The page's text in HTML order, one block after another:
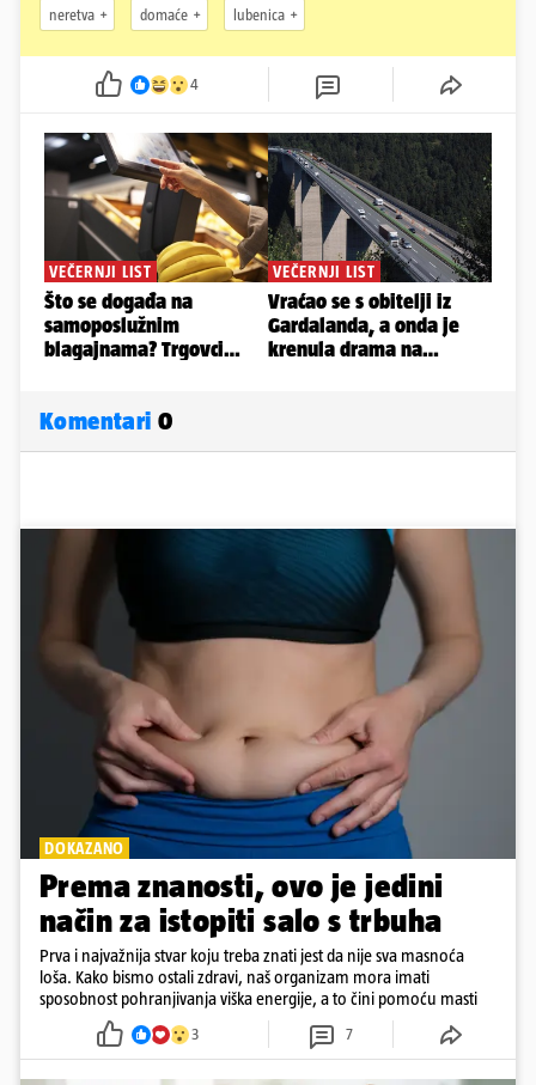
neretva domaće lubenica
4
Komentari 0
DOKAZANO
Prema znanosti, ovo je jedini
način za istopiti salo s trbuha
Prva i najvažnija stvar koju treba znati jest da nije sva masnoća
loša. Kako bismo ostali zdravi, naš organizam mora imati
sposobnost pohranjivanja viška energije, a to čini pomoću masti
3 7